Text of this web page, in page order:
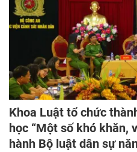
Khoa Luật tổ chức
học “Một số khó khăn,
hành Bộ luật dân sự